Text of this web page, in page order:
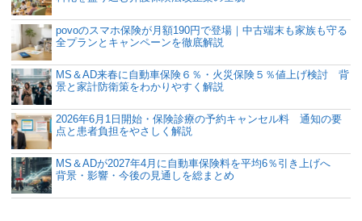
povoのスマホ保険が月額190円で登場｜中古端末も家族も守る
全プランとキャンペーンを徹底解説
MS＆AD来春に自動車保険６％・火災保険５％値上げ検討 背
景と家計防衛策をわかりやすく解説
2026年6月1日開始・保険診療の予約キャンセル料 通知の要
点と患者負担をやさしく解説
MS＆ADが2027年4月に自動車保険料を平均6％引き上げへ
背景・影響・今後の見通しを総まとめ